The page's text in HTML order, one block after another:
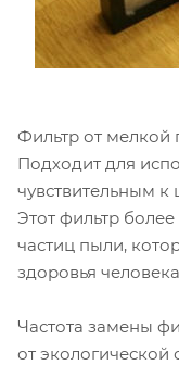
Фильтр от мелкой
Подходит для
чувствительным к
Этот фильтр
частиц пыли,
здоровья
Частота замены
от экологической